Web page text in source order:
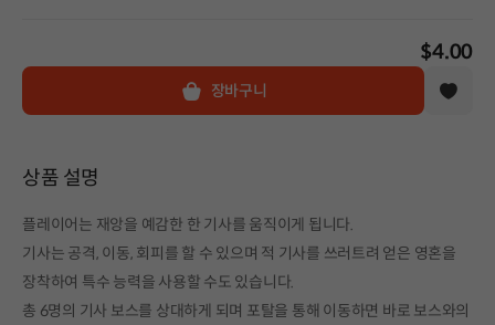
$4.00
장바구니
상품 설명
플레이어는 재앙을 예감한 한 기사를 움직이게 됩니다.
기사는 공격, 이동, 회피를 할 수 있으며 적 기사를 쓰러트려 얻은 영혼을
장착하여 특수 능력을 사용할 수도 있습니다.
총 6명의 기사 보스를 상대하게 되며 포탈을 통해 이동하면 바로 보스와의